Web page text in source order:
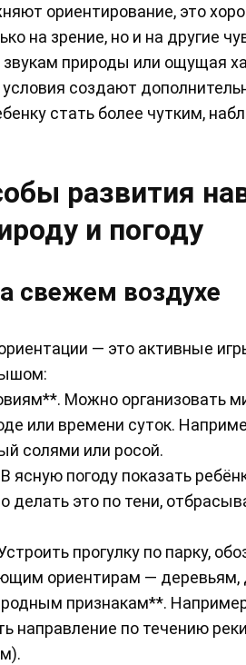
ориентирование, это
на зрение, но и на другие
звукам природы или ощущая
создают
стать более чутким,
развития
и погоду
свежем воздухе
— это активные
Можно организовать
или времени суток.
солями или росой.
погоду показать
делать это по тени,
прогулку по парку,
ориентирам —
признакам**.
направление по течению